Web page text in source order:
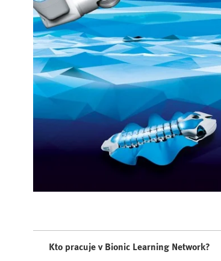
Kto pracuje v Bionic Learning Network?